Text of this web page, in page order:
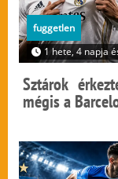
fuggetlen
1 hete, 4 napja
Sztárok
mégis a